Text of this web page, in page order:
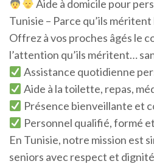
Aide à domicile pour
Tunisie – Parce qu’ils
Offrez à vos proches âgés le
l’attention qu’ils méritent…
Assistance quotidienne
Aide à la toilette, repas,
Présence bienveillante et
Personnel qualifié, formé
En Tunisie, notre mission est
seniors avec respect et